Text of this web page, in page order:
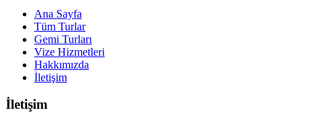
Ana Sayfa
Tüm Turlar
Gemi Turları
Vize Hizmetleri
Hakkımızda
İletişim
İletişim